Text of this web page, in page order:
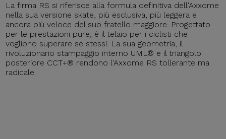
La firma RS si riferisce alla formula definitiva dell'Axxome
nella sua versione skate, più esclusiva, più leggera e
ancora più veloce del suo fratello maggiore. Progettato
per le prestazioni pure, è il telaio per i ciclisti che
vogliono superare se stessi. La sua geometria, il
rivoluzionario stampaggio interno UML® e il triangolo
posteriore CCT+® rendono l'Axxome RS tollerante ma
radicale.